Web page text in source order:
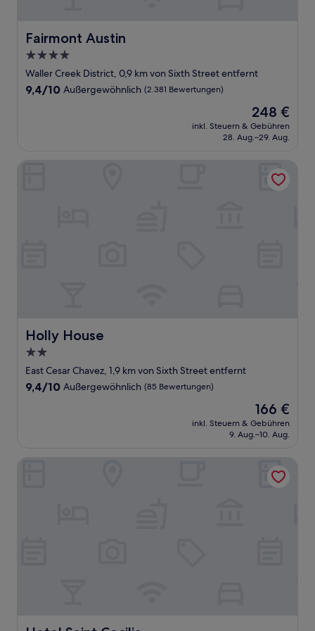
Fairmont Austin
Fairmont Austin
4.0-
Sterne-
Unterkunft
Waller Creek District, 0,9 km von Sixth Street entfernt
9.4
9,4/10 Außergewöhnlich (2.381 Bewertungen)
Der
Preis
beträgt
248 €
inkl. Steuern & Gebühren
28. Aug.–29. Aug.
Holly House
Holly House
2.0-
Sterne-
Unterkunft
East Cesar Chavez, 1,9 km von Sixth Street entfernt
9.4
9,4/10 Außergewöhnlich (85 Bewertungen)
Der
Preis
beträgt
166 €
inkl. Steuern & Gebühren
9. Aug.–10. Aug.